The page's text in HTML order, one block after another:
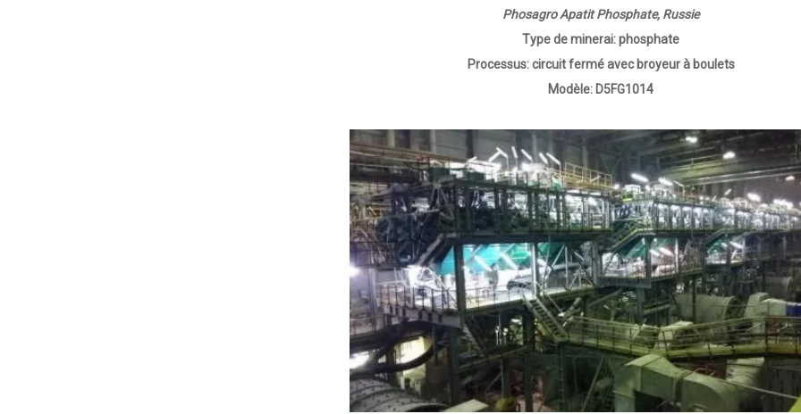
PhosagroApatitPhosphate, Russie
Type de minerai:phosphate
Processus:circuit ferméavec broyeurà boulets
Modèle: D5FG1014